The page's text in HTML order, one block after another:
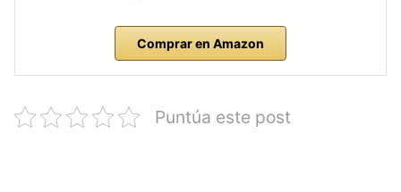
Comprar en Amazon
Puntúa este post